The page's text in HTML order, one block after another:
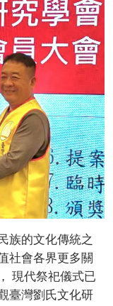
族的文化傳統之
社會各界更多關
現代祭祀儀式已
臺灣劉氏文化研